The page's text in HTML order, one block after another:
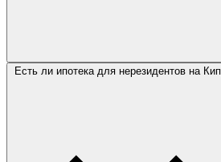
Есть ли ипотека для нерезидентов на